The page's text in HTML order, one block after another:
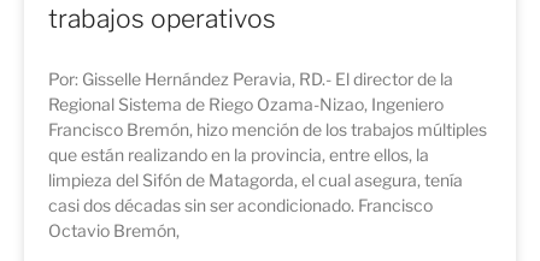
trabajos operativos
Por: Gisselle Hernández Peravia, RD.- El director de la
Regional Sistema de Riego Ozama-Nizao, Ingeniero
Francisco Bremón, hizo mención de los trabajos múltiples
que están realizando en la provincia, entre ellos, la
limpieza del Sifón de Matagorda, el cual asegura, tenía
casi dos décadas sin ser acondicionado. Francisco
Octavio Bremón,